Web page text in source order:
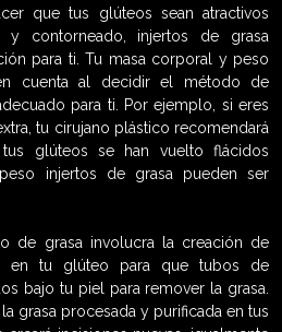
que tus glúteos sean atractivos
y contorneado, injertos de grasa
para ti. Tu masa corporal y peso
cuenta al decidir el método de
para ti. Por ejemplo, si eres
tu cirujano plástico recomendará
glúteos se han vuelto flácidos
injertos de grasa pueden ser
de grasa involucra la creación de
en tu glúteo para que tubos de
bajo tu piel para remover la grasa.
grasa procesada y purificada en tus